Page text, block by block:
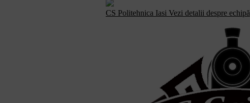
CS Politehnica Iasi Vezi detalii despre echipă